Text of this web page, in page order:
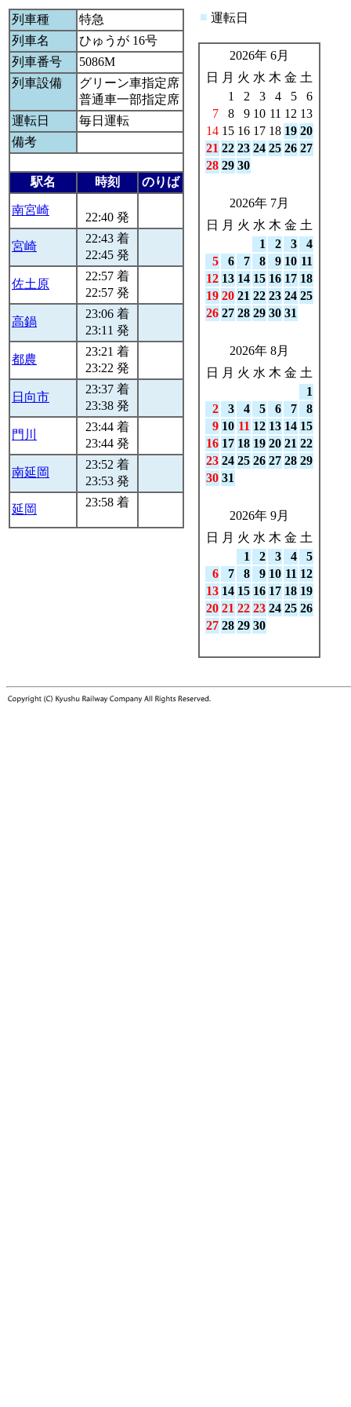
列車種
特急
列車名
ひゅうが 16号
列車番号
5086M
列車設備
グリーン車指定席
普通車一部指定席
運転日
毎日運転
備考
駅名 時刻 のりば
南宮崎
22:40 発
宮崎
22:43 着
22:45 発
佐土原
22:57 着
22:57 発
高鍋
23:06 着
23:11 発
都農
23:21 着
23:22 発
日向市
23:37 着
23:38 発
門川
23:44 着
23:44 発
南延岡
23:52 着
23:53 発
延岡
23:58 着
■ 運転日
2026年 6月
日
月 火 水 木 金 土
1
2 3 4 5
6
7
8 9 10 11 12 13
14 15 16 17 18 19 20
21 22 23 24 25 26 27
28 29 30
2026年 7月
日
月 火 水 木 金 土
1
2 3
4
5
6 7 8 9 10 11
12 13 14 15 16 17 18
19 20 21 22 23 24 25
26 27 28 29 30 31
2026年 8月
日
月 火 水 木 金 土
1
2
3 4 5 6 7
8
9 10 11 12 13 14 15
16 17 18 19 20 21 22
23 24 25 26 27 28 29
30 31
2026年 9月
日
月 火 水 木 金 土
1
2 3 4
5
6
7 8 9 10 11 12
13 14 15 16 17 18 19
20 21 22 23 24 25 26
27 28 29 30